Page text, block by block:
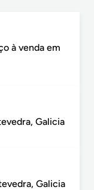
à venda em
Galicia
Galicia